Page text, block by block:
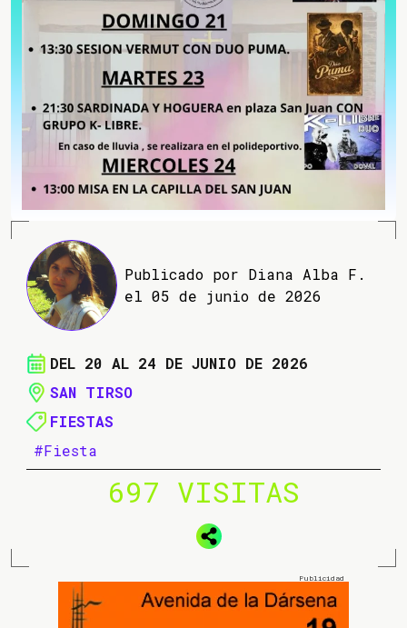
Publicado por Diana Alba F.
el 05 de junio de 2026
DEL 20 AL 24 DE JUNIO DE 2026
SAN TIRSO
FIESTAS
#Fiesta
697 VISITAS